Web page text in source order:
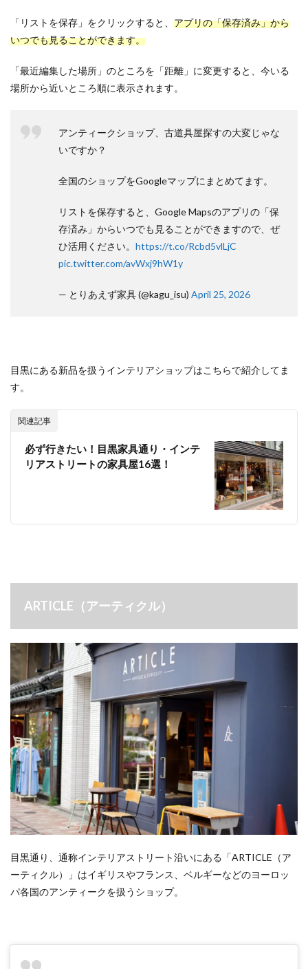
「リストを保存」をクリックすると、 アプリの「保存済み」から
いつでも見ることができます。
「最近編集した場所」のところを「距離」に変更すると、今いる
場所から近いところ順に表示されます。
アンティークショップ、古道具屋探すの大変じゃな
いですか？
全国のショップをGoogleマップにまとめてます。
リストを保存すると、Google Mapsのアプリの「保
存済み」からいつでも見ることができますので、ぜ
ひ活用ください。 https://t.co/Rcbd5vlLjC
pic.twitter.com/avWxj9hW1y
— とりあえず家具 (@kagu_isu) April 25, 2026
目黒にある新品を扱うインテリアショップはこちらで紹介してま
す。
関連記事
必ず行きたい！目黒家具通り・インテ
リアストリートの家具屋16選！
ARTICLE（アーティクル）
目黒通り、通称インテリアストリート沿いにある「ARTICLE（ア
ーティクル）」はイギリスやフランス、ベルギーなどのヨーロッ
パ各国のアンティークを扱うショップ。